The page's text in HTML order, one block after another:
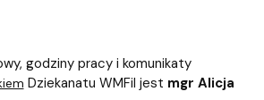
godziny pracy i komunikaty
Dziekanatu WMFiI jest mgr Alicja